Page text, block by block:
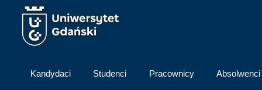
Przejdź do treści
Kandydaci Studenci Pracownicy Absolwenci